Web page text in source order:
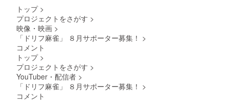
トップ >
プロジェクトをさがす >
映像・映画 >
「ドリフ麻雀」 ８月サポーター募集！ >
コメント
トップ >
プロジェクトをさがす >
YouTuber・配信者 >
「ドリフ麻雀」 ８月サポーター募集！ >
コメント